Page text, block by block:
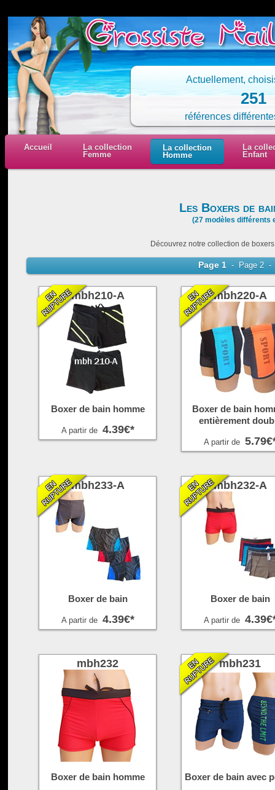
Actuellement,
251
références
Accueil
La collection
Femme
La collection
Homme
La
Enfant
Les Boxers de
(27 modèles différents
Découvrez notre collection de
Page 1 - Page 2 -
mbh210-A
Boxer de bain homme
A partir de 4.39€*
mbh220-A
Boxer de bain
entièrement
A partir de
mbh233-A
Boxer de bain
A partir de 4.39€*
mbh232-A
Boxer de bain
A partir de
mbh232
Boxer de bain homme
mbh231
Boxer de bain avec